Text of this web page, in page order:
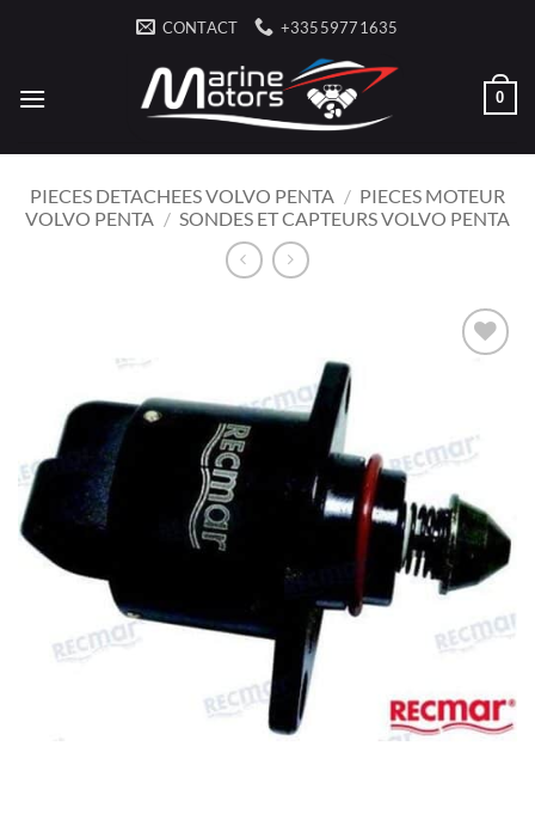
CONTACT +33559771635
0
PIECES DETACHEES VOLVO PENTA / PIECES MOTEUR
VOLVO PENTA / SONDES ET CAPTEURS VOLVO PENTA
D’ENVIES